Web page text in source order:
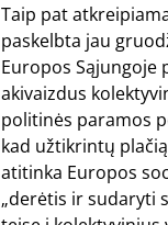
Taip pat
paskelbta jau
Europos Sąjungoje
akivaizdus
politinės paramos
kad užtikrintų
atitinka Europos
„derėtis ir sudaryti